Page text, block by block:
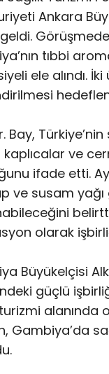
Ankara
tıbbi
ele alındı.
Bay,
ve
ifade etti.
ve susam yağı
olarak
Büyükelçisi
güçlü
alanında
Gambiya’da